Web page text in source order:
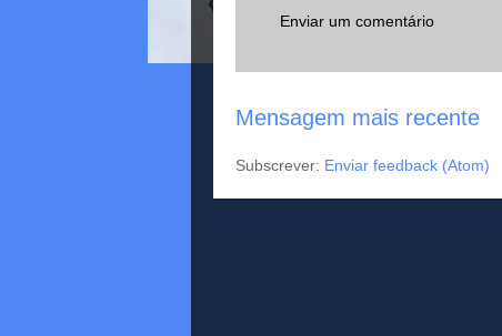
Enviar um comentário
Mensagem mais recente
Subscrever: Enviar feedback (Atom)